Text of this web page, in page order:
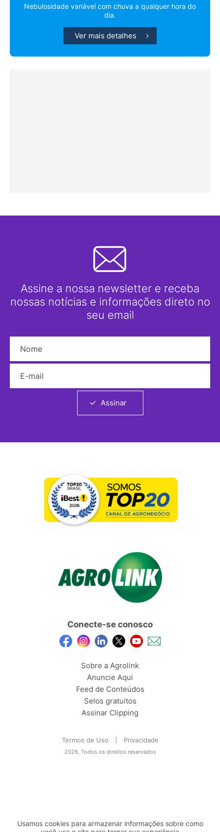
Nebulosidade variável com chuva a qualquer hora do
dia.
Ver mais detalhes
Assine a nossa newsletter e receba
nossas notícias e informações direto no
seu email
Assinar
Conecte-se conosco
Sobre a Agrolink
Anuncie Aqui
Feed de Conteúdos
Selos gratuitos
Assinar Clipping
Termos de Uso Privacidade
2026, Todos os direitos reservados
Usamos cookies para armazenar informações sobre como